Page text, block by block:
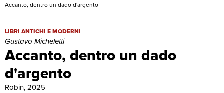
Accanto, dentro un dado d'argento
Accanto, dentro un dado
d'argento
Accanto, dentro un dado d'argento | Libri antichi e moderni |
LIBRI ANTICHI E MODERNI
Gustavo Micheletti
Robin, 2025